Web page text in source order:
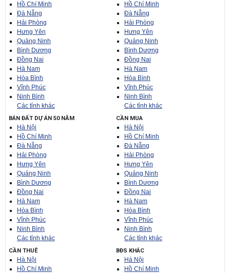
Hồ Chí Minh
Đà Nẵng
Hải Phòng
Hưng Yên
Quảng Ninh
Bình Dương
Đồng Nai
Hà Nam
Hòa Bình
Vĩnh Phúc
Ninh Bình
Các tỉnh khác
Hồ Chí Minh
Đà Nẵng
Hải Phòng
Hưng Yên
Quảng Ninh
Bình Dương
Đồng Nai
Hà Nam
Hòa Bình
Vĩnh Phúc
Ninh Bình
Các tỉnh khác
BÁN ĐẤT DỰ ÁN 50 NĂM
Hà Nội
Hồ Chí Minh
Đà Nẵng
Hải Phòng
Hưng Yên
Quảng Ninh
Bình Dương
Đồng Nai
Hà Nam
Hòa Bình
Vĩnh Phúc
Ninh Bình
Các tỉnh khác
CẦN MUA
Hà Nội
Hồ Chí Minh
Đà Nẵng
Hải Phòng
Hưng Yên
Quảng Ninh
Bình Dương
Đồng Nai
Hà Nam
Hòa Bình
Vĩnh Phúc
Ninh Bình
Các tỉnh khác
CẦN THUÊ
Hà Nội
Hồ Chí Minh
BĐS KHÁC
Hà Nội
Hồ Chí Minh